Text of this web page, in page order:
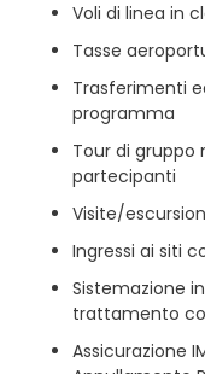
Voli di linea in
Tasse
Trasferimenti
programma
Tour di gruppo
partecipanti
Visite/
Ingressi ai siti
Sistemazione
trattamento
Assicurazione